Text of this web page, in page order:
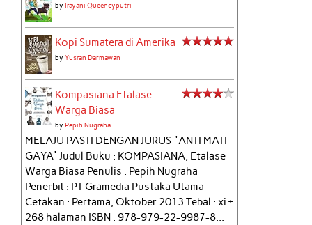
byIrayani Queencyputri
Kopi Sumatera di Amerika
byYusran Darmawan
Kompasiana Etalase
Warga Biasa
byPepih Nugraha
MELAJU PASTI DENGAN JURUS "ANTI MATI
GAYA" Judul Buku : KOMPASIANA, Etalase
Warga Biasa Penulis : Pepih Nugraha
Penerbit : PT Gramedia Pustaka Utama
Cetakan : Pertama, Oktober 2013 Tebal : xi +
268 halaman ISBN : 978-979-22-9987-8...